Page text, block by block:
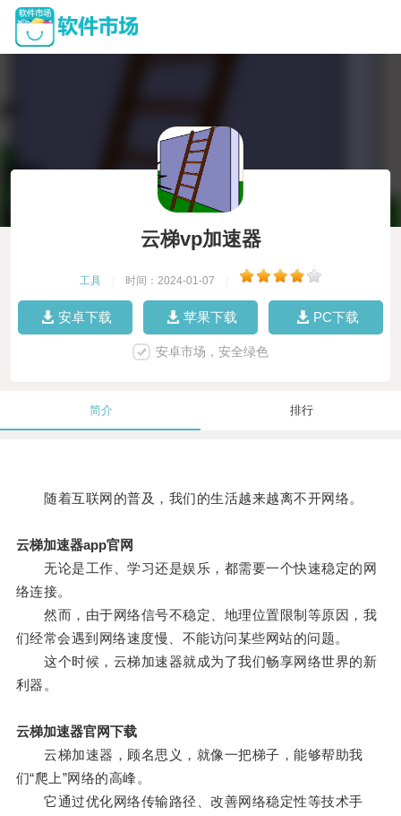
云梯vp加速器
工具 时间：2024-01-07
安卓下载 苹果下载 PC下载
安卓市场，安全绿色
简介 排行
随着互联网的普及，我们的生活越来越离不开网络。
云梯加速器app官网
无论是工作、学习还是娱乐，都需要一个快速稳定的网
络连接。
然而，由于网络信号不稳定、地理位置限制等原因，我
们经常会遇到网络速度慢、不能访问某些网站的问题。
这个时候，云梯加速器就成为了我们畅享网络世界的新
利器。
云梯加速器官网下载
云梯加速器，顾名思义，就像一把梯子，能够帮助我
们“爬上”网络的高峰。
它通过优化网络传输路径、改善网络稳定性等技术手